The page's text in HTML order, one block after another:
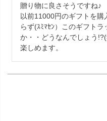
贈り物に良さそうですね♪
以前11000円のギフトを
らず(ｽﾐﾏｾﾝ）このギフト
か・・どうなんでしょう